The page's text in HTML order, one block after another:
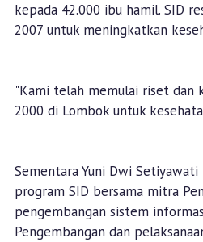
kepada 42.000 ibu hamil. SID
2007 untuk meningkatkan
"Kami telah memulai riset dan
2000 di Lombok untuk
Sementara Yuni Dwi
program SID bersama mitra
pengembangan sistem
Pengembangan dan